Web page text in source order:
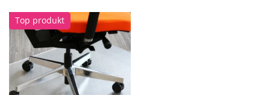
Top produkt